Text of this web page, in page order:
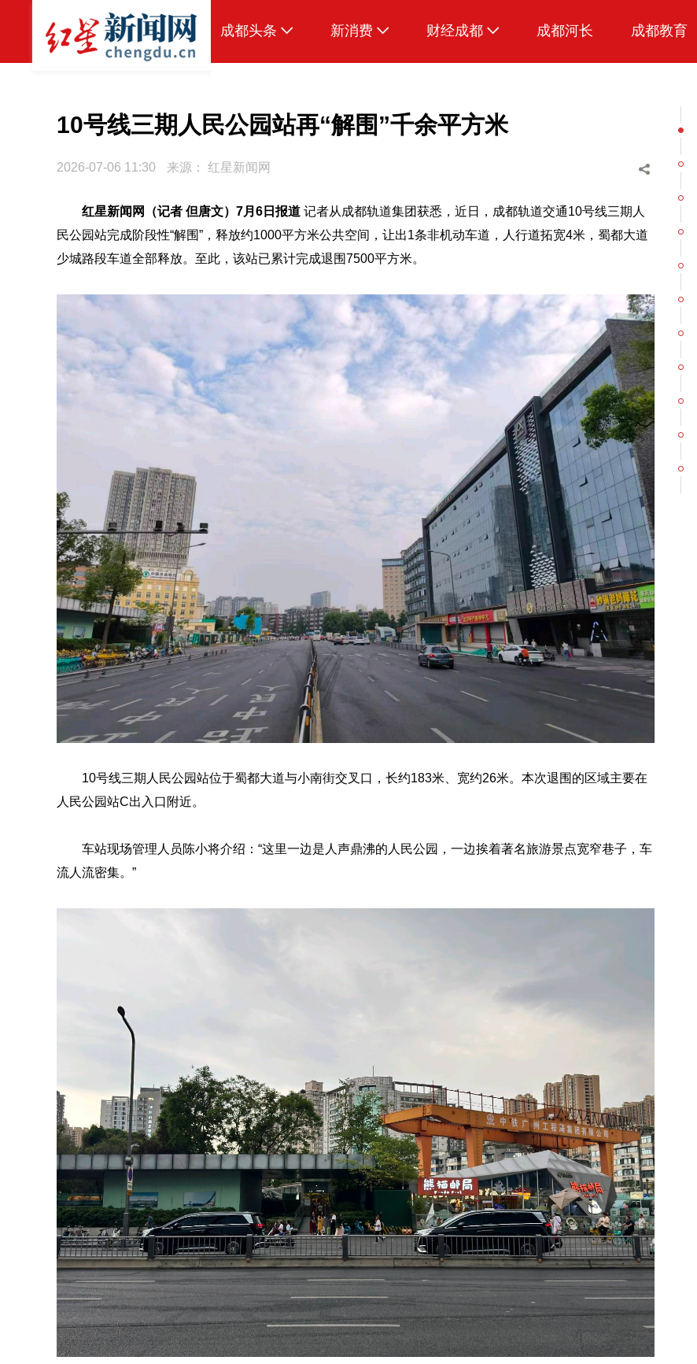
成都头条
本地
热点专题
新消费 财经成都 成都河长 成都教育
10号线三期人民公园站再“解围”千余平方米
2026-07-06 11:30 来源： 红星新闻网
红星新闻网（记者 但唐文）7月6日报道 记者从成都轨道集团获悉，近日，成都轨道交通10号线三期人
民公园站完成阶段性“解围”，释放约1000平方米公共空间，让出1条非机动车道，人行道拓宽4米，蜀都大道
少城路段车道全部释放。至此，该站已累计完成退围7500平方米。
10号线三期人民公园站位于蜀都大道与小南街交叉口，长约183米、宽约26米。本次退围的区域主要在
人民公园站C出入口附近。
车站现场管理人员陈小将介绍：“这里一边是人声鼎沸的人民公园，一边挨着著名旅游景点宽窄巷子，车
流人流密集。”